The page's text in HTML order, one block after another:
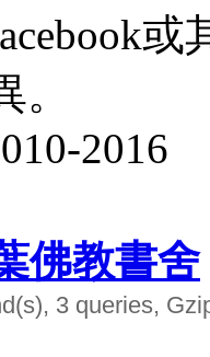
2016
佛教書舍
3 queries,